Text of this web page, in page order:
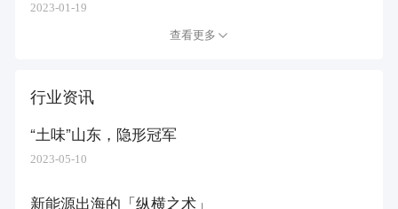
2023-01-19
查看更多
行业资讯
“土味”山东，隐形冠军
2023-05-10
新能源出海的「纵横之术」